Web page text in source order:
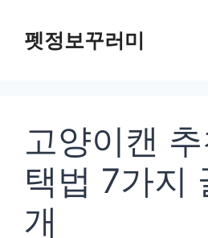
펫정보꾸러미
고양이캔
택법 7가지
개